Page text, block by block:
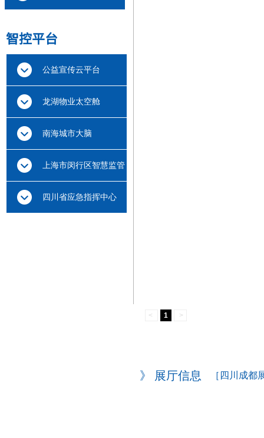
< 1 >
智控平台
公益宣传云平台
龙湖物业太空舱
南海城市大脑
上海市闵行区智慧监管
云中心 四川省应急指挥中心
》 展厅信息 ［四川成都